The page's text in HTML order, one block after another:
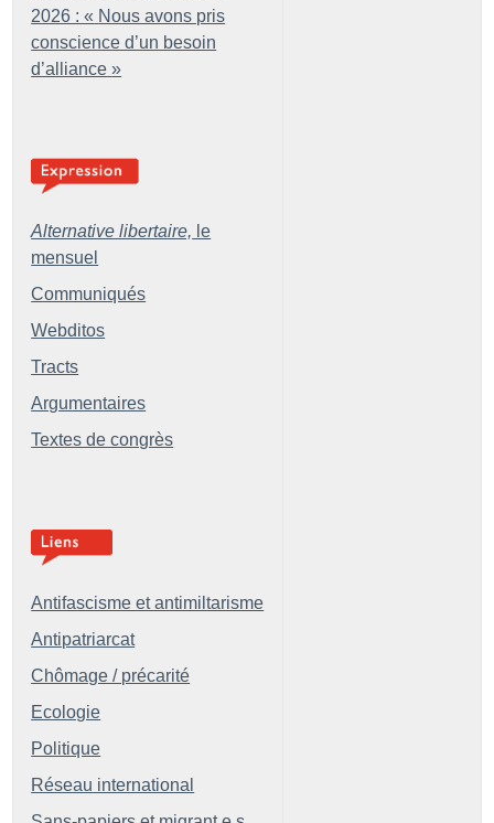
2026 : « Nous avons pris
conscience d’un besoin
d’alliance »
Alternative libertaire, le
mensuel
Communiqués
Webditos
Tracts
Argumentaires
Textes de congrès
Antifascisme et antimiltarisme
Antipatriarcat
Chômage / précarité
Ecologie
Politique
Réseau international